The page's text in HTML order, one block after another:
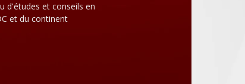
d'études et conseils en
et du continent